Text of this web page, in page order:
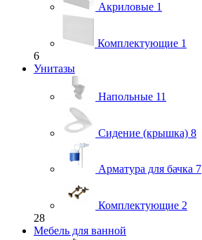
Акриловые 1
Комплектующие 1
6
Унитазы
Напольные 11
Сидение (крышка) 8
Арматура для бачка 7
Комплектующие 2
28
Мебель для ванной